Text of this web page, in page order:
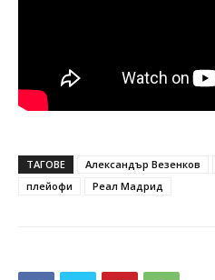
ТАГОВЕ Александър Везенков
плейофи
Реал Мадрид